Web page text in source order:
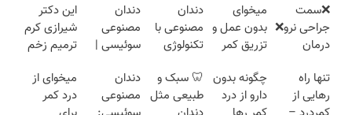
❌سمت
جراحی نرو❌
درمان
بدون قرص
و دارو
میخوای
بدون عمل و
تزریق کمر
شه؟
◂پرسش‌نامه
دندان
مصنوعی با
تکنولوژی
سوئیسی
🇨🇭
دندان
مصنوعی
سوئیسی |
مقاوم،
طبیعی!
این دکتر
شیرازی کرم
ترمیم زخم
ساخت!!!
تنها راه
رهایی از
چگونه بدون
دارو از درد
🦷 سبک و
طبیعی مثل
دندان
مصنوعی
میخوای از
درد کمر